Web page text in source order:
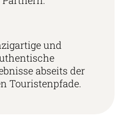
und
abseits der
Touristenpfade.